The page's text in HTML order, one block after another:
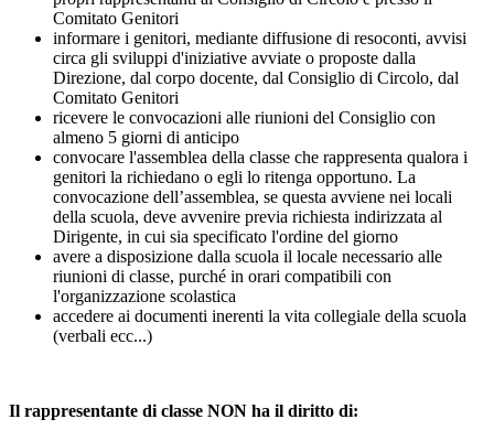
Comitato Genitori
informare i genitori, mediante diffusione di resoconti, avvisi
circa gli sviluppi d'iniziative avviate o proposte dalla
Direzione, dal corpo docente, dal Consiglio di Circolo, dal
Comitato Genitori
ricevere le convocazioni alle riunioni del Consiglio con
almeno 5 giorni di anticipo
convocare l'assemblea della classe che rappresenta qualora i
genitori la richiedano o egli lo ritenga opportuno. La
convocazione dell’assemblea, se questa avviene nei locali
della scuola, deve avvenire previa richiesta indirizzata al
Dirigente, in cui sia specificato l'ordine del giorno
avere a disposizione dalla scuola il locale necessario alle
riunioni di classe, purché in orari compatibili con
l'organizzazione scolastica
accedere ai documenti inerenti la vita collegiale della scuola
(verbali ecc...)
Il rappresentante di classe NON ha il diritto di: